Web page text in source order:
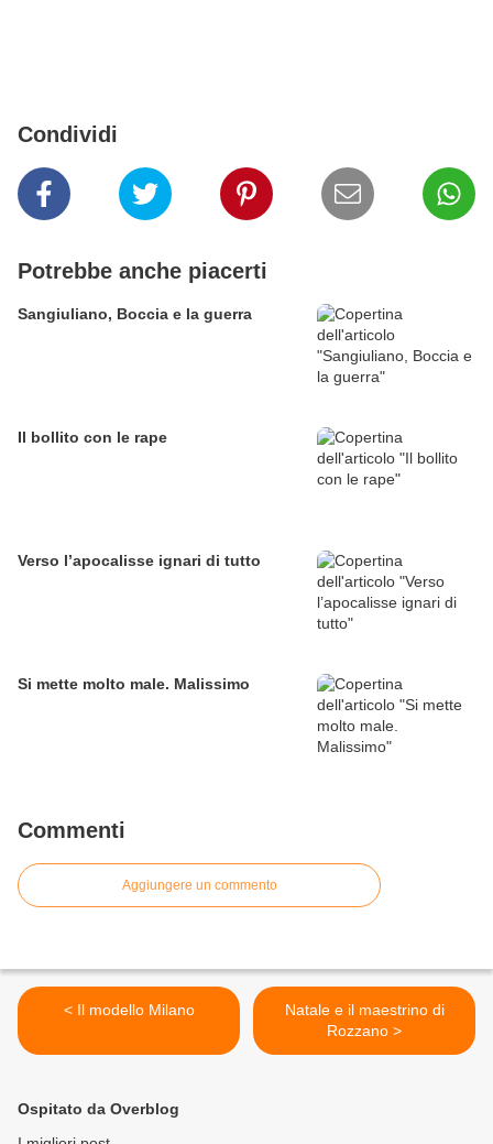
Condividi
Potrebbe anche piacerti
Sangiuliano, Boccia e la guerra
Il bollito con le rape
Verso l’apocalisse ignari di tutto
Si mette molto male. Malissimo
Commenti
Aggiungere un commento
< Il modello Milano
Natale e il maestrino di
Rozzano >
Ospitato da Overblog